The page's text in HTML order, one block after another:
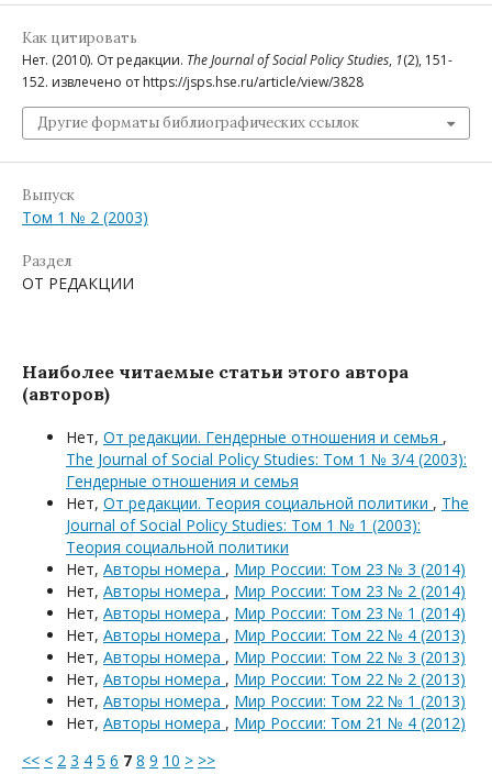
Как цитировать
Нет. (2010). От редакции. The Journal of Social Policy Studies, 1(2), 151-
152. извлечено от https://jsps.hse.ru/article/view/3828
Другие форматы библиографических ссылок
Выпуск
Том 1 № 2 (2003)
Раздел
ОТ РЕДАКЦИИ
Наиболее читаемые статьи этого автора
(авторов)
Нет, От редакции. Гендерные отношения и семья ,
The Journal of Social Policy Studies: Том 1 № 3/4 (2003):
Гендерные отношения и семья
Нет, От редакции. Теория социальной политики , The
Journal of Social Policy Studies: Том 1 № 1 (2003):
Теория социальной политики
Нет, Авторы номера , Мир России: Том 23 № 3 (2014)
Нет, Авторы номера , Мир России: Том 23 № 2 (2014)
Нет, Авторы номера , Мир России: Том 23 № 1 (2014)
Нет, Авторы номера , Мир России: Том 22 № 4 (2013)
Нет, Авторы номера , Мир России: Том 22 № 3 (2013)
Нет, Авторы номера , Мир России: Том 22 № 2 (2013)
Нет, Авторы номера , Мир России: Том 22 № 1 (2013)
Нет, Авторы номера , Мир России: Том 21 № 4 (2012)
<< < 2 3 4 5 6 7 8 9 10 > >>